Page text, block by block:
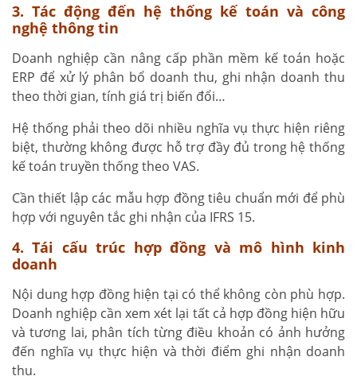
3. Tác động đến hệ thống kế toán và công
nghệ thông tin
Doanh nghiệp cần nâng cấp phần mềm kế toán hoặc
ERP để xử lý phân bổ doanh thu, ghi nhận doanh thu
theo thời gian, tính giá trị biến đổi…
Hệ thống phải theo dõi nhiều nghĩa vụ thực hiện riêng
biệt, thường không được hỗ trợ đầy đủ trong hệ thống
kế toán truyền thống theo VAS.
Cần thiết lập các mẫu hợp đồng tiêu chuẩn mới để phù
hợp với nguyên tắc ghi nhận của IFRS 15.
4. Tái cấu trúc hợp đồng và mô hình kinh
doanh
Nội dung hợp đồng hiện tại có thể không còn phù hợp.
Doanh nghiệp cần xem xét lại tất cả hợp đồng hiện hữu
và tương lai, phân tích từng điều khoản có ảnh hưởng
đến nghĩa vụ thực hiện và thời điểm ghi nhận doanh
thu.